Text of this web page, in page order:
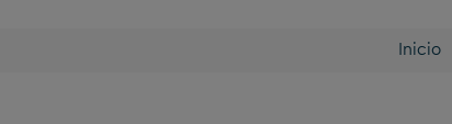
Inicio